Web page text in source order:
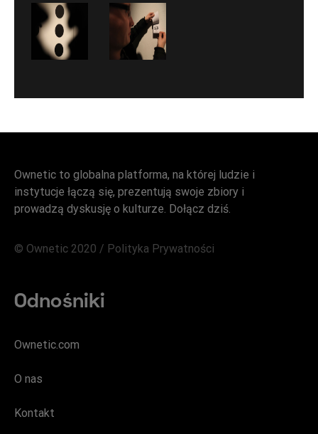
Ownetic to globalna platforma, na której ludzie i
instytucje łączą się, prezentują swoje zbiory i
prowadzą dyskusję o kulturze. Dołącz dziś.
© Ownetic 2020 / Polityka Prywatności
Odnośniki
Ownetic.com
O nas
Kontakt